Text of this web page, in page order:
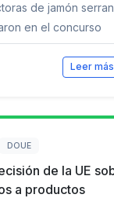
de jamón
en el concurso
Leer más
DOUE
de la UE
a productos